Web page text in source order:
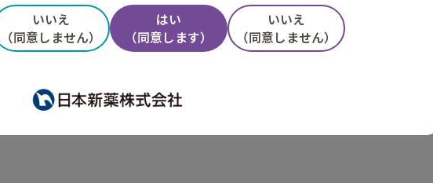
いいえ
（同意しません）
はい
（同意します）
いいえ
（同意しません）